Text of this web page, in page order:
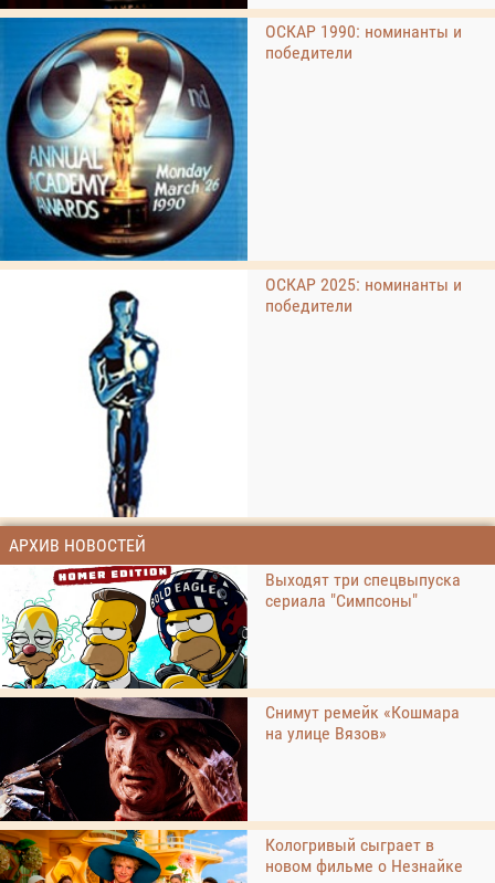
ОСКАР 1990: номинанты и
победители
ОСКАР 2025: номинанты и
победители
АРХИВ НОВОСТЕЙ
Выходят три спецвыпуска
сериала "Симпсоны"
Снимут ремейк «Кошмара
на улице Вязов»
Кологривый сыграет в
новом фильме о Незнайке